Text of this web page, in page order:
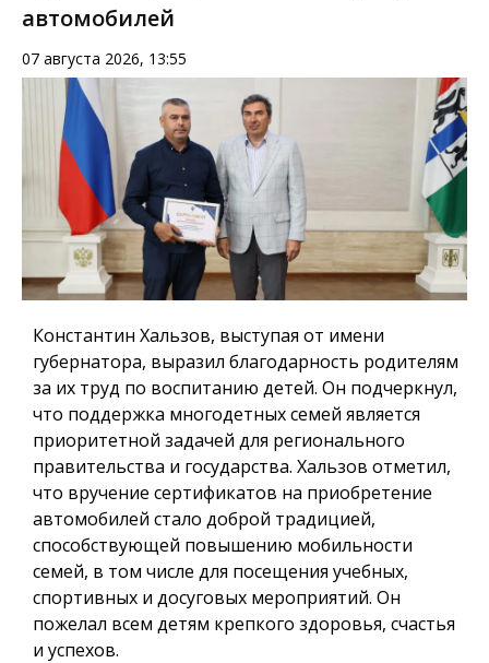
автомобилей
07 августа 2026, 13:55
Константин Хальзов, выступая от имени
губернатора, выразил благодарность родителям
за их труд по воспитанию детей. Он подчеркнул,
что поддержка многодетных семей является
приоритетной задачей для регионального
правительства и государства. Хальзов отметил,
что вручение сертификатов на приобретение
автомобилей стало доброй традицией,
способствующей повышению мобильности
семей, в том числе для посещения учебных,
спортивных и досуговых мероприятий. Он
пожелал всем детям крепкого здоровья, счастья
и успехов.